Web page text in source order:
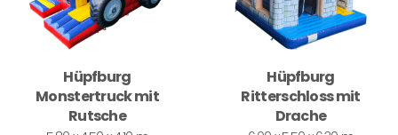
Hüpfburg
Monstertruck mit
Rutsche
Hüpfburg
Ritterschloss mit
Drache